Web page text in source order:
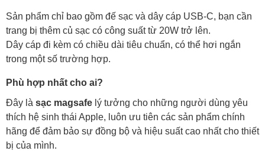
Sản phẩm chỉ bao gồm đế sạc và dây cáp USB-C, bạn cần
trang bị thêm củ sạc có công suất từ 20W trở lên.
Dây cáp đi kèm có chiều dài tiêu chuẩn, có thể hơi ngắn
trong một số trường hợp.
Phù hợp nhất cho ai?
Đây là sạc magsafe lý tưởng cho những người dùng yêu
thích hệ sinh thái Apple, luôn ưu tiên các sản phẩm chính
hãng để đảm bảo sự đồng bộ và hiệu suất cao nhất cho thiết
bị của mình.